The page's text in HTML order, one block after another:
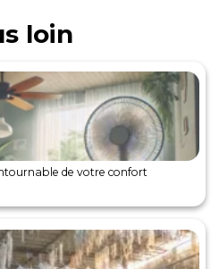
loin
de votre confort